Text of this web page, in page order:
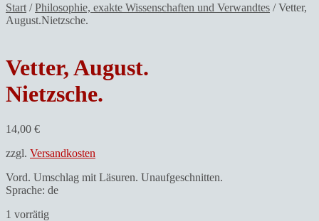
Start /Philosophie, exakte Wissenschaften und Verwandtes /Vetter,
August.Nietzsche.
Vetter, August.
Nietzsche.
14,00 €
zzgl. Versandkosten
Vord. Umschlag mit Läsuren. Unaufgeschnitten.
Sprache: de
1 vorrätig